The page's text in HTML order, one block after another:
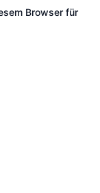
Browser für